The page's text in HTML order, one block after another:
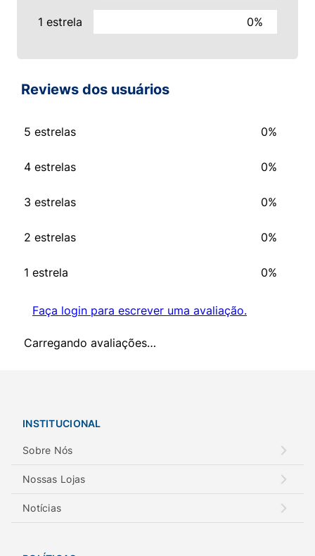
1 estrela 0%
Reviews dos usuários
5 estrelas 0%
4 estrelas 0%
3 estrelas 0%
2 estrelas 0%
1 estrela 0%
Faça login para escrever uma avaliação.
Carregando avaliações…
INSTITUCIONAL
Sobre Nós
Nossas Lojas
Notícias